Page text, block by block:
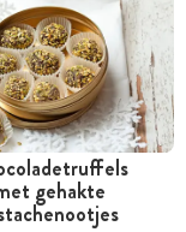
gehakte